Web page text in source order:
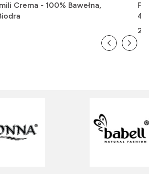
Crema - 100% Bawełna,